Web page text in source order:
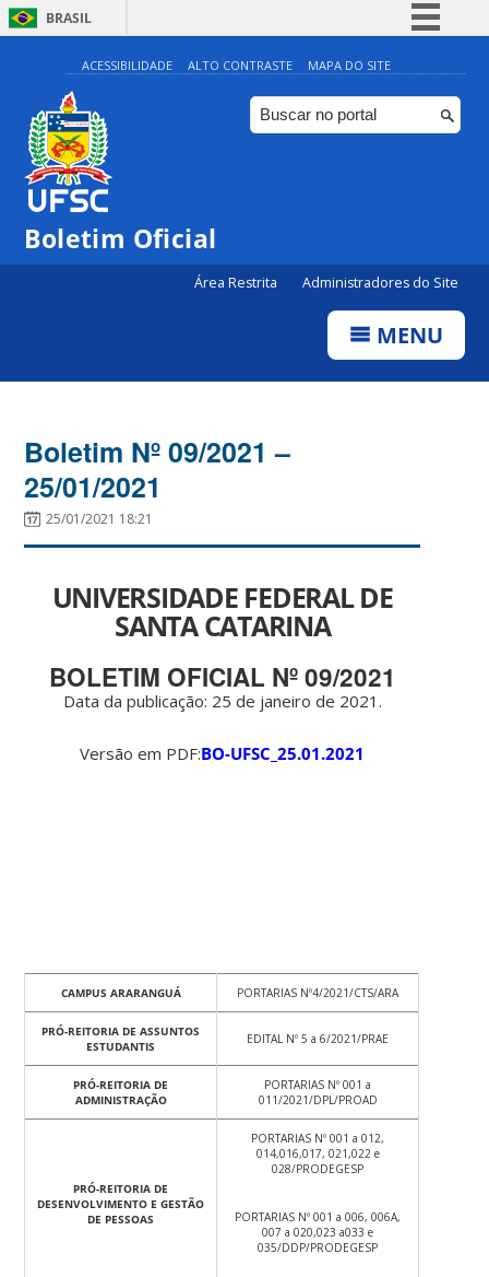
BRASIL
Simplifique!
Comunica BR
Participe
ACESSIBILIDADE ALTO CONTRASTE MAPA DO SITE
Boletim Oficial
Área Restrita Administradores do Site
MENU
Boletim Nº 09/2021 –
25/01/2021
25/01/2021 18:21
UNIVERSIDADE FEDERAL DE
SANTA CATARINA
BOLETIM OFICIAL Nº 09/2021
Data da publicação: 25 de janeiro de 2021.
Versão em PDF:BO-UFSC_25.01.2021
CAMPUS ARARANGUÁ PORTARIAS Nº4/2021/CTS/ARA
PRÓ-REITORIA DE ASSUNTOS
ESTUDANTIS
EDITAL Nº 5 a 6/2021/PRAE
PRÓ-REITORIA DE
ADMINISTRAÇÃO
PORTARIAS Nº 001 a
011/2021/DPL/PROAD
PRÓ-REITORIA DE
DESENVOLVIMENTO E GESTÃO
DE PESSOAS
PORTARIAS Nº 001 a 012,
014,016,017, 021,022 e
028/PRODEGESP
PORTARIAS Nº 001 a 006, 006A,
007 a 020,023 a033 e
035/DDP/PRODEGESP